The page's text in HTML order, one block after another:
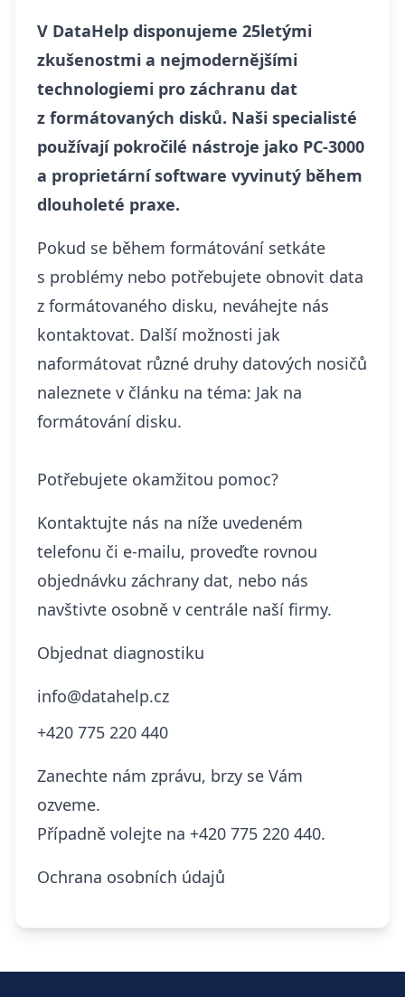
V DataHelp disponujeme 25letými
zkušenostmi a nejmodernějšími
technologiemi pro záchranu dat
z formátovaných disků. Naši specialisté
používají pokročilé nástroje jako PC-3000
a proprietární software vyvinutý během
dlouholeté praxe.
Pokud se během formátování setkáte
s problémy nebo potřebujete obnovit data
z formátovaného disku, neváhejte nás
kontaktovat. Další možnosti jak
naformátovat různé druhy datových nosičů
naleznete v článku na téma: Jak na
formátování disku.
Potřebujete okamžitou pomoc?
Kontaktujte nás na níže uvedeném
telefonu či e-mailu, proveďte rovnou
objednávku záchrany dat, nebo nás
navštivte osobně v centrále naší firmy.
Objednat diagnostiku
info@datahelp.cz
+420 775 220 440
Zanechte nám zprávu, brzy se Vám
ozveme.
Případně volejte na +420 775 220 440.
Ochrana osobních údajů